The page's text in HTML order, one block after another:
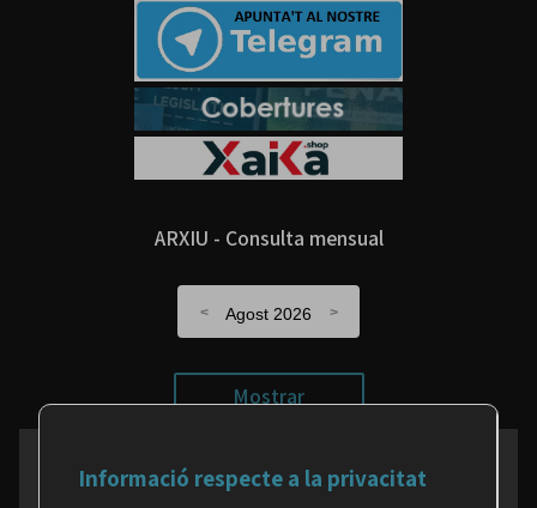
ARXIU - Consulta mensual
Agost 2026
Mostrar
Informació respecte a la privacitat